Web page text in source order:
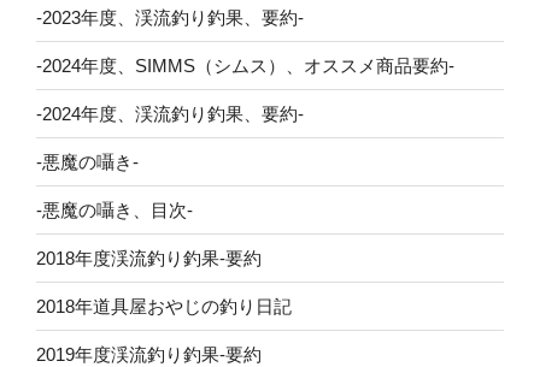
-2023年度、渓流釣り釣果、要約-
-2024年度、SIMMS（シムス）、オススメ商品要約-
-2024年度、渓流釣り釣果、要約-
-悪魔の囁き-
-悪魔の囁き、目次-
2018年度渓流釣り釣果-要約
2018年道具屋おやじの釣り日記
2019年度渓流釣り釣果-要約